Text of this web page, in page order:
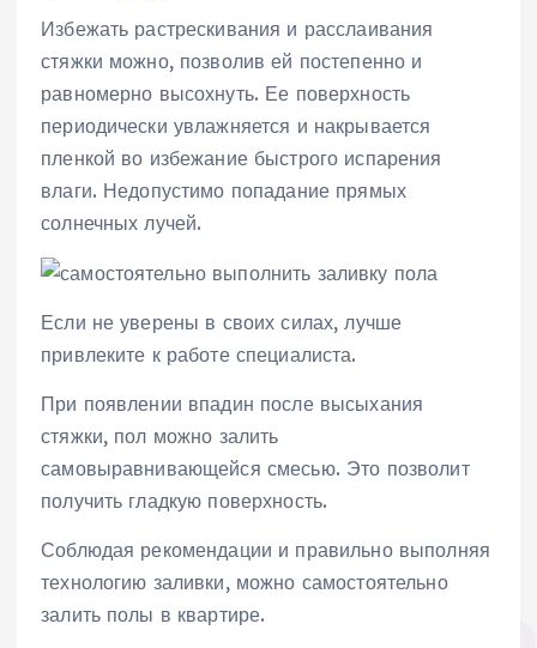
Избежать растрескивания и расслаивания
стяжки можно, позволив ей постепенно и
равномерно высохнуть. Ее поверхность
периодически увлажняется и накрывается
пленкой во избежание быстрого испарения
влаги. Недопустимо попадание прямых
солнечных лучей.
Если не уверены в своих силах, лучше
привлеките к работе специалиста.
При появлении впадин после высыхания
стяжки, пол можно залить
самовыравнивающейся смесью. Это позволит
получить гладкую поверхность.
Соблюдая рекомендации и правильно выполняя
технологию заливки, можно самостоятельно
залить полы в квартире.